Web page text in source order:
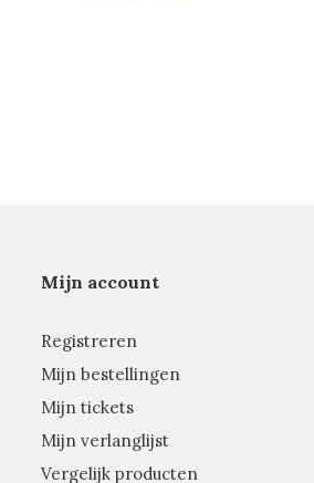
Mijn account
Registreren
Mijn bestellingen
Mijn tickets
Mijn verlanglijst
Vergelijk producten